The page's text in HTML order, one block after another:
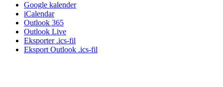
Google kalender
iCalendar
Outlook 365
Outlook Live
Eksporter .ics-fil
Eksport Outlook .ics-fil